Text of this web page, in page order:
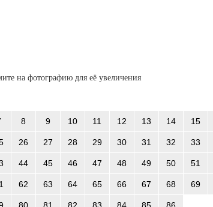
на фотографию для её увеличения
8 9 10 11 12 13 14 15
26 27 28 29 30 31 32 33
44 45 46 47 48 49 50 51
62 63 64 65 66 67 68 69